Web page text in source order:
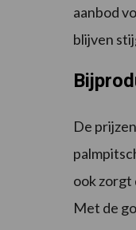
aanbod
blijven
De
ook zorgt
Met de